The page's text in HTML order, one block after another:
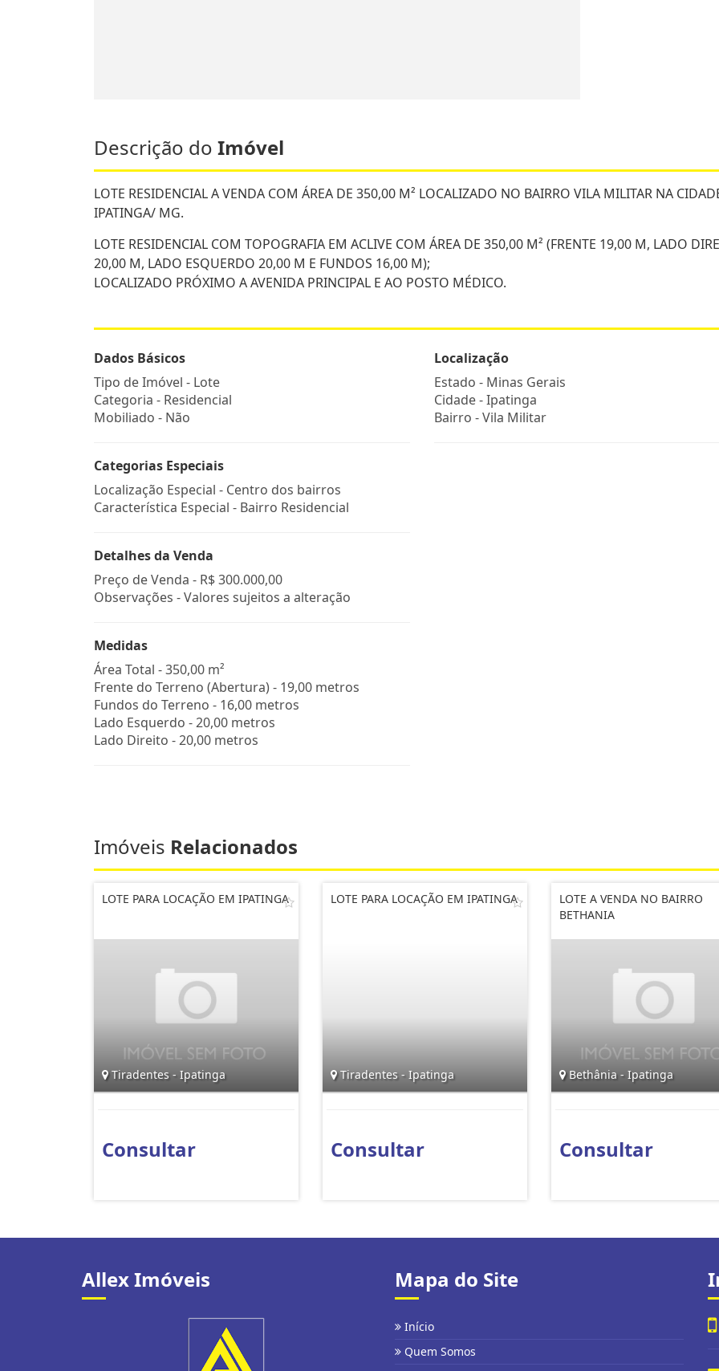
Descrição do Imóvel
LOTE RESIDENCIAL A VENDA COM ÁREA DE 350,00 M² LOCALIZADO NO BAIRRO VILA MILITAR NA
IPATINGA/ MG.
LOTE RESIDENCIAL COM TOPOGRAFIA EM ACLIVE COM ÁREA DE 350,00 M² (FRENTE 19,00 M, LADO
20,00 M, LADO ESQUERDO 20,00 M E FUNDOS 16,00 M);
LOCALIZADO PRÓXIMO A AVENIDA PRINCIPAL E AO POSTO MÉDICO.
Dados Básicos
Tipo de Imóvel - Lote
Categoria - Residencial
Mobiliado - Não
Categorias Especiais
Localização Especial - Centro dos bairros
Característica Especial - Bairro Residencial
Detalhes da Venda
Preço de Venda - R$ 300.000,00
Observações - Valores sujeitos a alteração
Medidas
Área Total - 350,00 m²
Frente do Terreno (Abertura) - 19,00 metros
Fundos do Terreno - 16,00 metros
Lado Esquerdo - 20,00 metros
Lado Direito - 20,00 metros
Localização
Estado - Minas Gerais
Cidade -Ipatinga
Bairro -Vila Militar
Imóveis Relacionados
LOTE PARA LOCAÇÃO EM IPATINGA
Tiradentes - Ipatinga
Consultar
LOTE PARA LOCAÇÃO EM IPATINGA
Tiradentes - Ipatinga
Consultar
LOTE A VENDA NO BAIRRO
BETHANIA
Bethânia - Ipatinga
Consultar
Allex Imóveis Mapa do Site
Início
Quem Somos